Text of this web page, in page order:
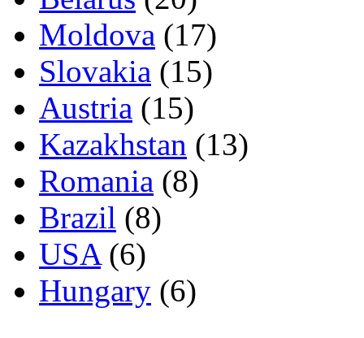
Moldova (17)
Slovakia (15)
Austria (15)
Kazakhstan (13)
Romania (8)
Brazil (8)
USA(6)
Hungary (6)